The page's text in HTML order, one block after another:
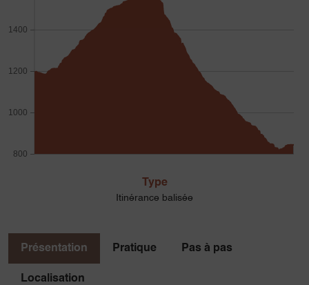
800
1000
1200
1400
Type
Itinérance balisée
Présentation Pratique Pas à pas
Localisation